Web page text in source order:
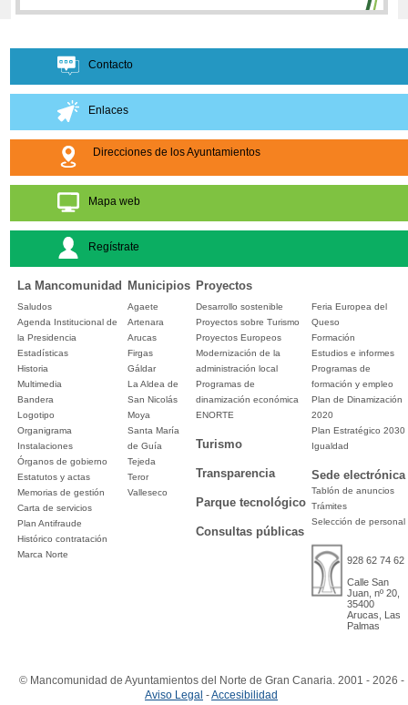
Contacto
Enlaces
Direcciones de los Ayuntamientos
Mapa web
Regístrate
La Mancomunidad Municipios Proyectos
Saludos
Agenda Institucional de
la Presidencia
Estadísticas
Historia
Multimedia
Bandera
Logotipo
Organigrama
Instalaciones
Órganos de gobierno
Estatutos y actas
Memorias de gestión
Carta de servicios
Plan Antifraude
Histórico contratación
Marca Norte
Agaete
Artenara
Arucas
Firgas
Gáldar
La Aldea de
San Nicolás
Moya
Santa María
de Guía
Tejeda
Teror
Valleseco
Desarrollo sostenible
Proyectos sobre Turismo
Proyectos Europeos
Modernización de la
administración local
Programas de
dinamización económica
ENORTE
Turismo
Transparencia
Parque tecnológico
Consultas públicas
Feria Europea del
Queso
Formación
Estudios e informes
Programas de
formación y empleo
Plan de Dinamización
2020
Plan Estratégico 2030
Igualdad
Sede electrónica
Tablón de anuncios
Trámites
Selección de personal
928 62 74 62
Calle San
Juan, nº 20,
35400
Arucas, Las
Palmas
© Mancomunidad de Ayuntamientos del Norte de Gran Canaria. 2001 - 2026 -
Aviso Legal -Accesibilidad